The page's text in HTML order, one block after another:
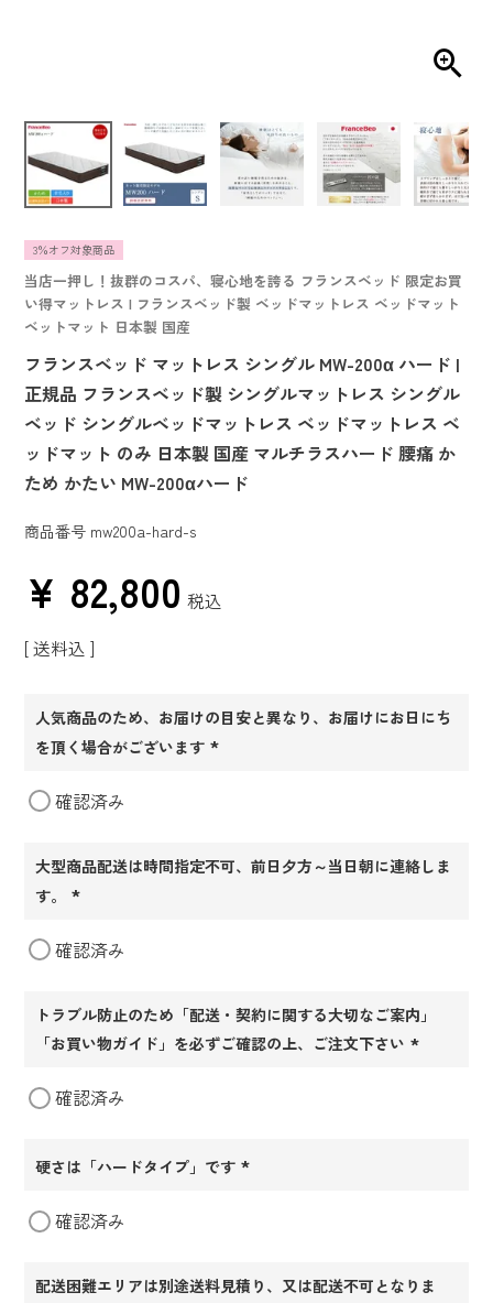
3％オフ対象商品
当店一押し！抜群のコスパ、寝心地を誇る フランスベッド 限定お買
い得マットレス | フランスベッド製 ベッドマットレス ベッドマット
ベットマット 日本製 国産
フランスベッド マットレス シングル MW-200α ハード |
正規品 フランスベッド製 シングルマットレス シングル
ベッド シングルベッドマットレス ベッドマットレス ベ
ッドマット のみ 日本製 国産 マルチラスハード 腰痛 か
ため かたい MW-200αハード
商品番号 mw200a-hard-s
¥ 82,800 税込
送料込
人気商品のため、お届けの目安と異なり、お届けにお日にち
を頂く場合がございます
確認済み
大型商品配送は時間指定不可、前日夕方～当日朝に連絡しま
す。
須)
確認済み
トラブル防止のため「配送・契約に関する大切なご案内」
「お買い物ガイド」を必ずご確認の上、ご注文下さい
確認済み
硬さは「ハードタイプ」です
確認済み
配送困難エリアは別途送料見積り、又は配送不可となりま